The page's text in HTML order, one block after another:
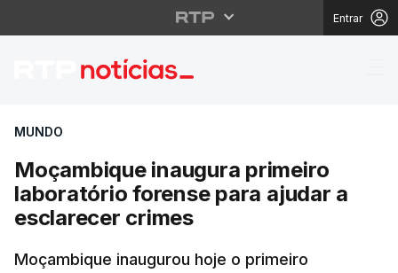
Entrar
Moçambique
MUNDO
Moçambique inaugura primeiro
laboratório forense para ajudar a
esclarecer crimes
Moçambique inaugurou hoje o primeiro